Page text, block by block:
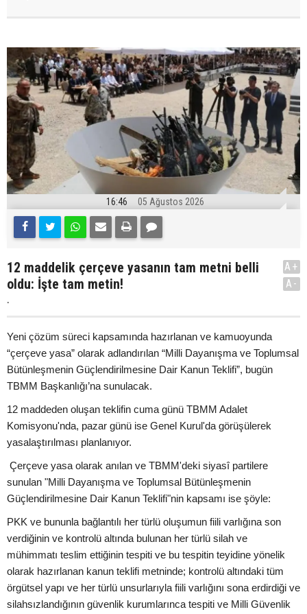
16:46 05 Ağustos 2026
12 maddelik çerçeve yasanın tam metni belli
oldu: İşte tam metin!
.
A+
A-
Yeni çözüm süreci kapsamında hazırlanan ve kamuoyunda
“çerçeve yasa” olarak adlandırılan “Milli Dayanışma ve Toplumsal
Bütünleşmenin Güçlendirilmesine Dair Kanun Teklifi”, bugün
TBMM Başkanlığı’na sunulacak.
12 maddeden oluşan teklifin cuma günü TBMM Adalet
Komisyonu'nda, pazar günü ise Genel Kurul'da görüşülerek
yasalaştırılması planlanıyor.
Çerçeve yasa olarak anılan ve TBMM'deki siyasî partilere
sunulan "Milli Dayanışma ve Toplumsal Bütünleşmenin
Güçlendirilmesine Dair Kanun Teklifi"nin kapsamı ise şöyle:
PKK ve bununla bağlantılı her türlü oluşumun fiili varlığına son
verdiğinin ve kontrolü altında bulunan her türlü silah ve
mühimmatı teslim ettiğinin tespiti ve bu tespitin teyidine yönelik
olarak hazırlanan kanun teklifi metninde; kontrolü altındaki tüm
örgütsel yapı ve her türlü unsurlarıyla fiili varlığını sona erdirdiği ve
silahsızlandığının güvenlik kurumlarınca tespiti ve Milli Güvenlik